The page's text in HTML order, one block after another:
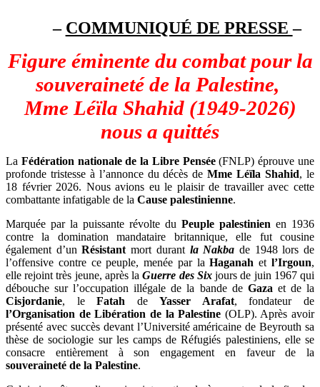
– COMMUNIQUÉ DE PRESSE–
Figure éminente du combat pour la
souveraineté de la Palestine,
Mme Léïla Shahid (1949-2026)
nous a quittés
La Fédération nationale de la Libre Pensée(FNLP) éprouve une
profonde tristesse à l’annonce du décès deMme Léïla Shahid, le
18 février 2026. Nous avions eu le plaisir de travailler avec cette
combattante infatigable de la Cause palestinienne.
Marquée par la puissante révolte du Peuple palestinien en 1936
contre la domination mandataire britannique, elle fut cousine
également d’unRésistantmort durant la Nakba de 1948 lors de
l’offensive contre ce peuple, menée par laHaganah etl’Irgoun,
elle rejoint très jeune, après laGuerre des Sixjours de juin 1967 qui
débouche sur l’occupation illégale de la bande de Gazaet de la
Cisjordanie, leFatah deYasser Arafat, fondateur de
l’Organisation de Libération de la Palestine (OLP). Après avoir
présenté avec succès devant l’Université américaine de Beyrouth sa
thèse de sociologie sur les camps de Réfugiés palestiniens, elle se
consacre entièrement à son engagement en faveur de la
souveraineté de la Palestine.